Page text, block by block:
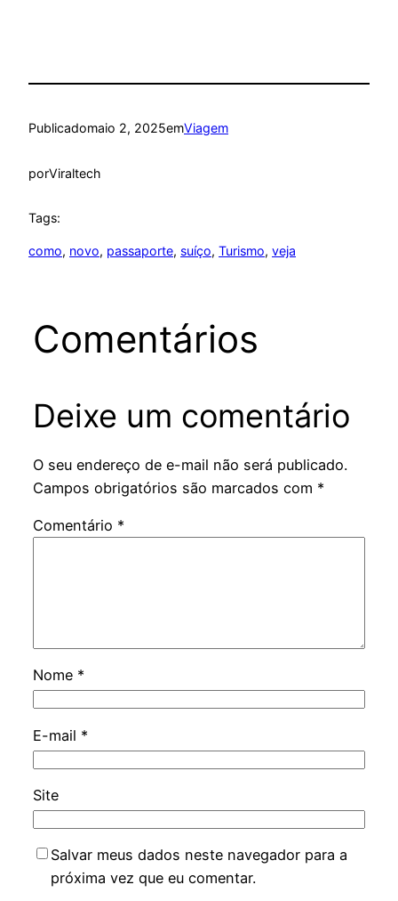
Publicadomaio 2, 2025emViagem
porViraltech
Tags:
como, novo, passaporte, suíço, Turismo, veja
Comentários
Deixe um comentário
O seu endereço de e-mail não será publicado.
Campos obrigatórios são marcados com *
Comentário *
Nome *
E-mail *
Site
Salvar meus dados neste navegador para a
próxima vez que eu comentar.